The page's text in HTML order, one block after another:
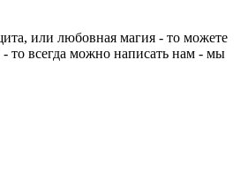
или любовная магия - то можете
то всегда можно написать нам - мы